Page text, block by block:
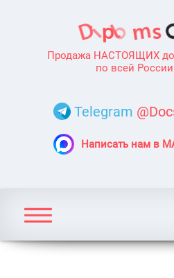
Продажа НАСТОЯЩИХ
по всей России
Telegram
Написать нам в